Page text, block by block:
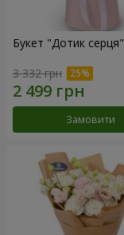
Букет "Дотик серця"
3 332 грн
Замовити